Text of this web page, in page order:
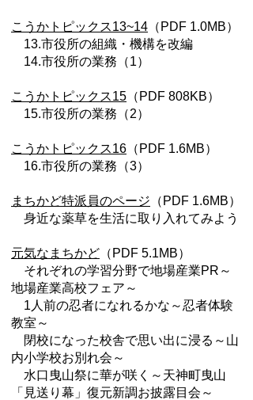
こうかトピックス13~14 （PDF 1.0MB）
13.市役所の組織・機構を改編
14.市役所の業務（1）
こうかトピックス15 （PDF 808KB）
15.市役所の業務（2）
こうかトピックス16 （PDF 1.6MB）
16.市役所の業務（3）
まちかど特派員のページ （PDF 1.6MB）
身近な薬草を生活に取り入れてみよう
元気なまちかど （PDF 5.1MB）
それぞれの学習分野で地場産業PR～
地場産業高校フェア～
1人前の忍者になれるかな～忍者体験
教室～
閉校になった校舎で思い出に浸る～山
内小学校お別れ会～
水口曳山祭に華が咲く～天神町曳山
「見送り幕」復元新調お披露目会～